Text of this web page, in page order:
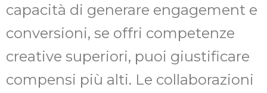
capacità di generare engagement e
conversioni, se offri competenze
creative superiori, puoi giustificare
compensi più alti. Le collaborazioni